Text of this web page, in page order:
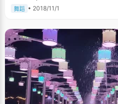
舞蹈 • 2018/11/1